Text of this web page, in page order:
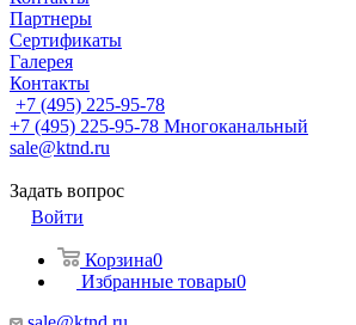
Партнеры
Сертификаты
Галерея
Контакты
+7 (495) 225-95-78
+7 (495) 225-95-78 Многоканальный
sale@ktnd.ru
Задать вопрос
Войти
Корзина0
Избранные товары0